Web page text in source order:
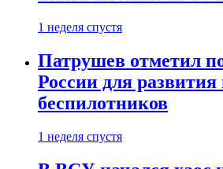
1 неделя спустя
Патрушев отметил
России для
беспилотников
1 неделя спустя